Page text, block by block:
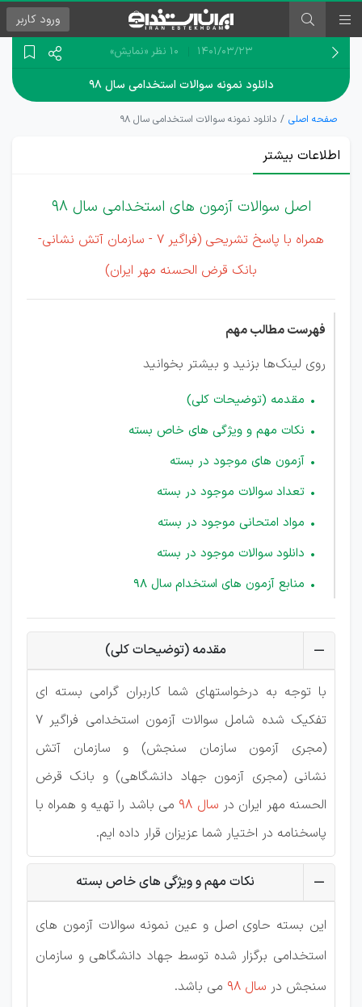
ورود کاربر
۱۴۰۱/۰۳/۲۳ 10 نظر «نمایش»
دانلود نمونه سوالات استخدامی سال ۹۸
صفحه اصلی دانلود نمونه سوالات استخدامی سال ۹۸
اطلاعات بیشتر
اصل سوالات آزمون های استخدامی سال 98
همراه با پاسخ تشریحی (فراگیر 7 - سازمان آتش نشانی-
بانک قرض الحسنه مهر ایران)
فهرست مطالب مهم
روی لینک‌ها بزنید و بیشتر بخوانید
مقدمه (توضیحات کلی)
نکات مهم و ویژگی های خاص بسته
آزمون های موجود در بسته
تعداد سوالات موجود در بسته
مواد امتحانی موجود در بسته
دانلود سوالات موجود در بسته
منابع آزمون های استخدام سال 98
مقدمه (توضیحات کلی)
با توجه به درخواستهای شما کاربران گرامی بسته ای
تفکیک شده شامل سوالات آزمون استخدامی فراگیر 7
(مجری آزمون سازمان سنجش) و سازمان آتش
نشانی (مجری آزمون جهاد دانشگاهی) و بانک قرض
الحسنه مهر ایران در سال 98
می باشد را تهیه و همراه با
پاسخنامه در اختیار شما عزیزان قرار داده ایم.
نکات مهم و ویژگی های خاص بسته
این بسته حاوی اصل و عین نمونه سوالات آزمون های
استخدامی برگزار شده توسط جهاد دانشگاهی و سازمان
سنجش در سال 98
می باشد.